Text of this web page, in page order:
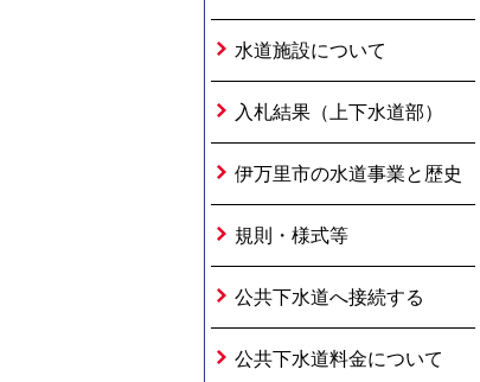
水道施設について
入札結果（上下水道部）
伊万里市の水道事業と歴史
規則・様式等
公共下水道へ接続する
公共下水道料金について